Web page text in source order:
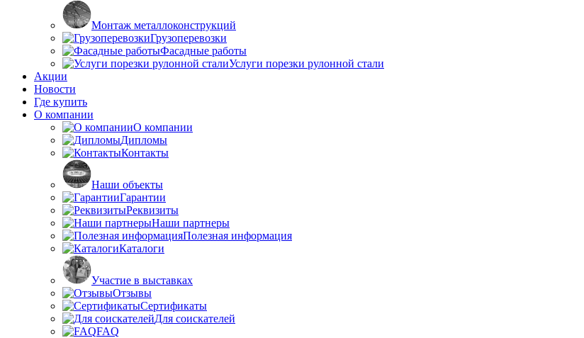
Монтаж металлоконструкций
Грузоперевозки
Фасадные работы
Услуги порезки рулонной стали
Акции
Новости
Где купить
О компании
О компании
Дипломы
Контакты
Наши объекты
Гарантии
Реквизиты
Наши партнеры
Полезная информация
Каталоги
Участие в выставках
Отзывы
Сертификаты
Для соискателей
FAQ